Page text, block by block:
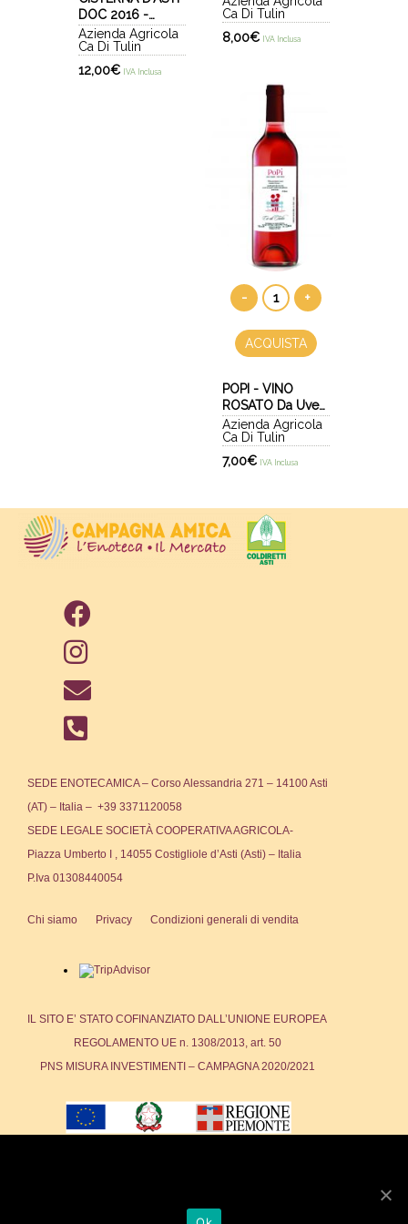
Ca Di Tulin
8,00€ IVA Inclusa
DOC 2016 -
INROCHIS
Azienda Agricola
Ca Di Tulin
12,00€ IVA Inclusa
- +
ACQUISTA
POPI - VINO
ROSATO Da Uve
Nebbiolo
Azienda Agricola
Ca Di Tulin
7,00€ IVA Inclusa
SEDE ENOTECAMICA – Corso Alessandria 271 – 14100 Asti
(AT) – Italia – +39 3371120058
SEDE LEGALE SOCIETÀ COOPERATIVA AGRICOLA-
Piazza Umberto I , 14055 Costigliole d’Asti (Asti) – Italia
P.Iva 01308440054
Chi siamo Privacy Condizioni generali di vendita
IL SITO E’ STATO COFINANZIATO DALL’UNIONE EUROPEA
REGOLAMENTO UE n. 1308/2013, art. 50
PNS MISURA INVESTIMENTI – CAMPAGNA 2020/2021